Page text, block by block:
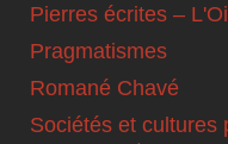
Pierres écrites –
Pragmatismes
Romané Chavé
Sociétés et cultures